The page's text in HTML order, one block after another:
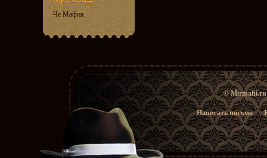
Че Мафия
© Mirmafii.ru
Написать письмо